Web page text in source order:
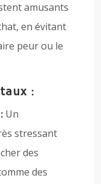
amusants
en évitant
peur ou le
:
Un
stressant
des
des